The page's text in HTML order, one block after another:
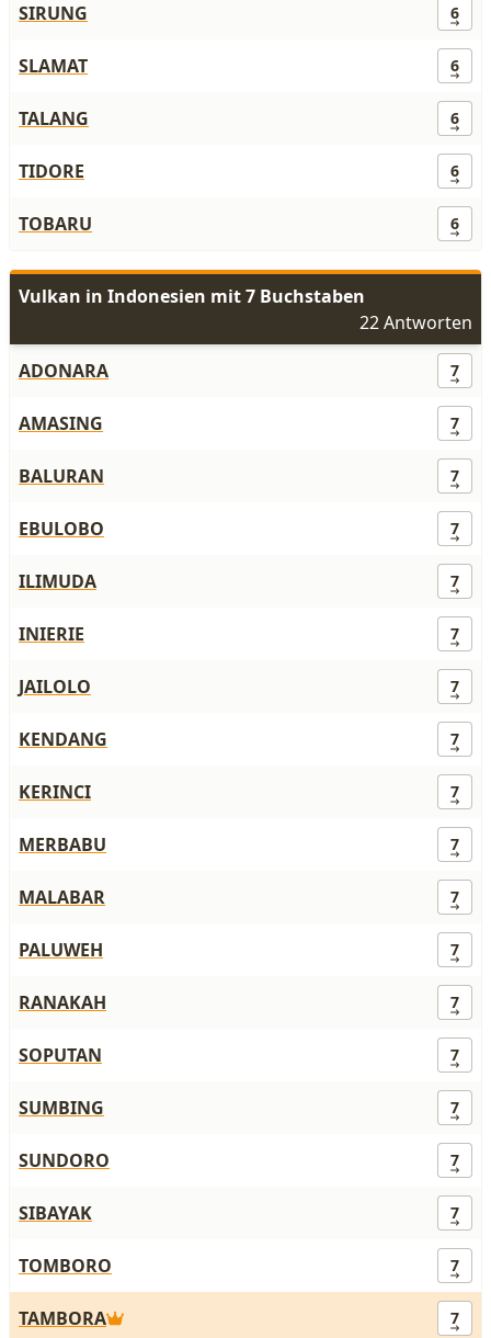
SIRUNG 6
SLAMAT 6
TALANG 6
TIDORE 6
TOBARU 6
Vulkan in Indonesien mit 7 Buchstaben
22 Antworten
ADONARA
7
AMASING 7
BALURAN 7
EBULOBO 7
ILIMUDA 7
INIERIE 7
JAILOLO 7
KENDANG 7
KERINCI 7
MERBABU 7
MALABAR 7
PALUWEH 7
RANAKAH 7
SOPUTAN 7
SUMBING 7
SUNDORO 7
SIBAYAK 7
TOMBORO 7
TAMBORA 7